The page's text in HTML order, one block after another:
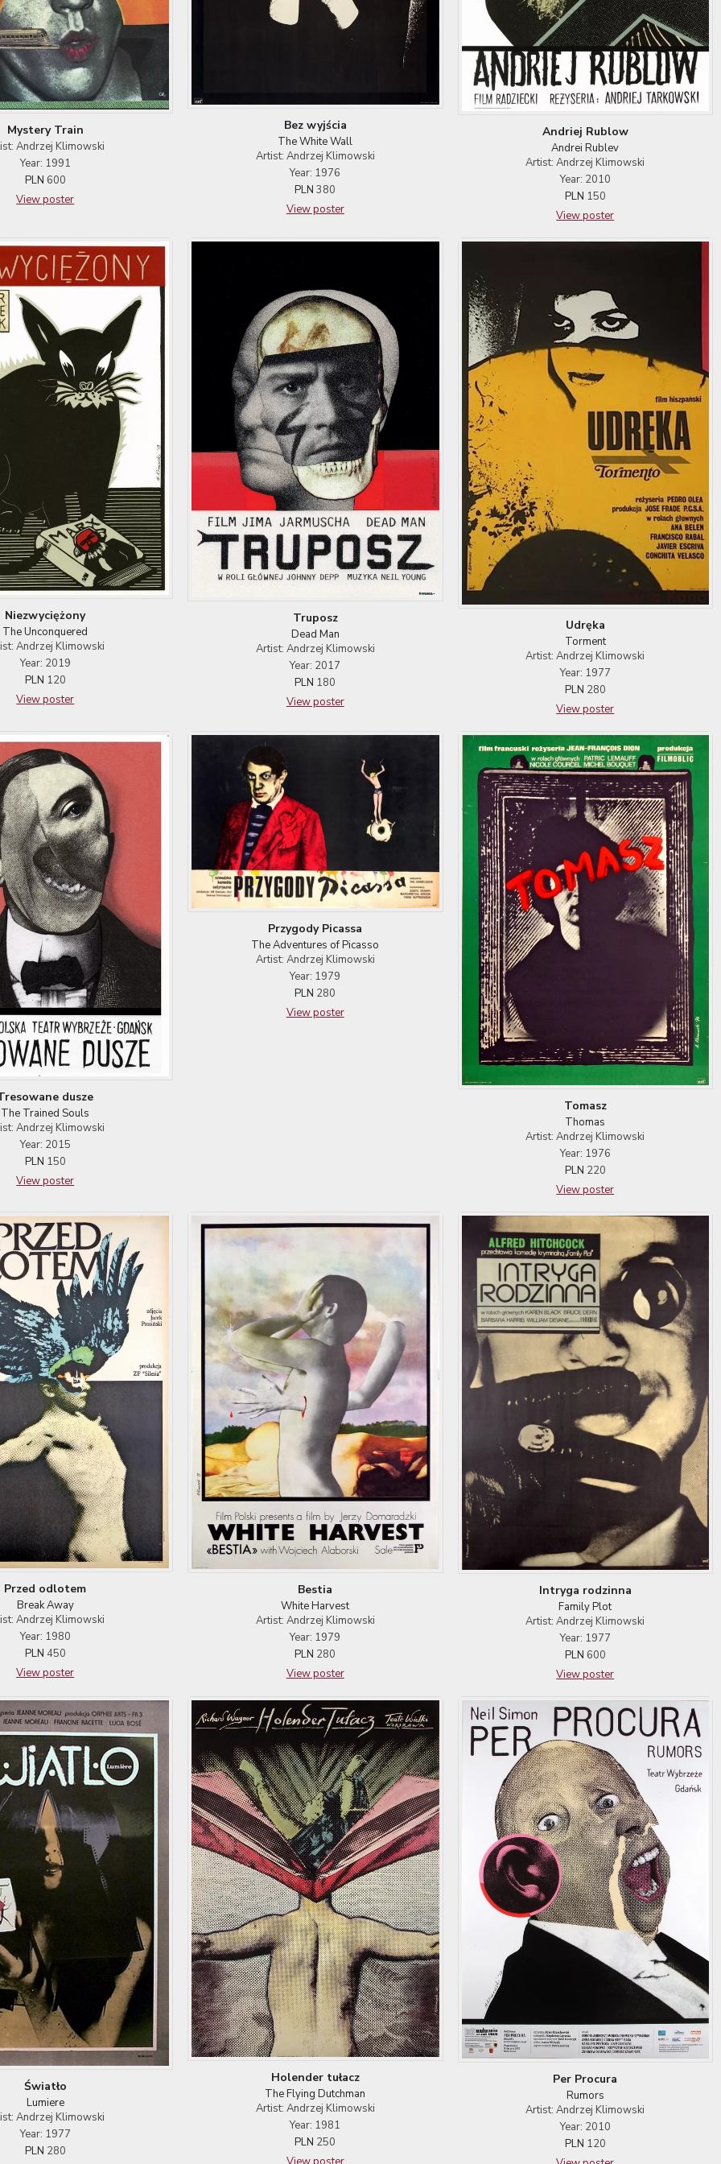
Mystery Train
Andrzej Klimowski
Year: 1991
PLN 600
View poster
Bez wyjścia
The White Wall
Artist: Andrzej Klimowski
Year: 1976
PLN 380
View poster
Andriej Rublow
Andrei Rublev
Artist: Andrzej Klimowski
Year: 2010
PLN 150
View poster
Niezwyciężony
The Unconquered
Andrzej Klimowski
Year: 2019
PLN 120
View poster
Truposz
Dead Man
Artist: Andrzej Klimowski
Year: 2017
PLN 180
View poster
Udręka
Torment
Artist: Andrzej Klimowski
Year: 1977
PLN 280
View poster
dusze
The Trained Souls
Andrzej Klimowski
Year: 2015
PLN 150
View poster
Przygody Picassa
The Adventures of Picasso
Artist: Andrzej Klimowski
Year: 1979
PLN 280
View poster
Tomasz
Thomas
Artist: Andrzej Klimowski
Year: 1976
PLN 220
View poster
Przed odlotem
Break Away
Andrzej Klimowski
Year: 1980
PLN 450
View poster
Bestia
White Harvest
Artist: Andrzej Klimowski
Year: 1979
PLN 280
View poster
Intryga rodzinna
Family Plot
Artist: Andrzej Klimowski
Year: 1977
PLN 600
View poster
Światło
Lumiere
Andrzej Klimowski
Year: 1977
PLN 280
Holender tułacz
The Flying Dutchman
Artist: Andrzej Klimowski
Year: 1981
PLN 250
Per Procura
Rumors
Artist: Andrzej Klimowski
Year: 2010
PLN 120